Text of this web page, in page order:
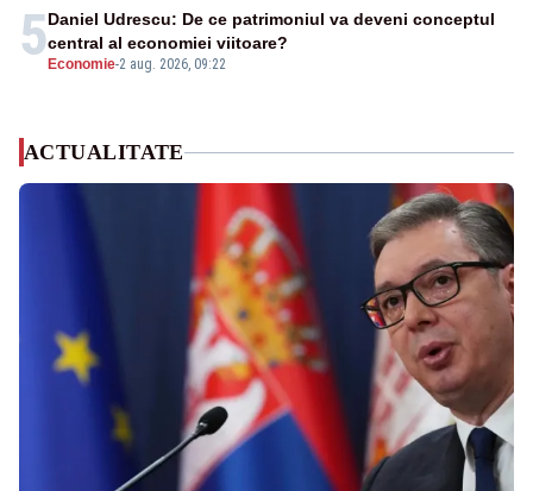
5 Economie-2 aug. 2026, 09:22
Daniel Udrescu: De ce patrimoniul va deveni conceptul
central al economiei viitoare?
ACTUALITATE